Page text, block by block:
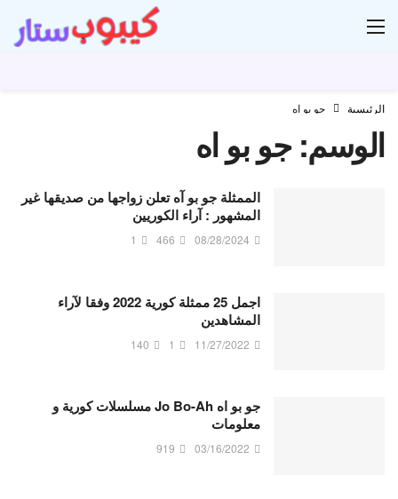
الرئيسية جو بو اه
الوسم:جو بو اه
الممثلة جو بو آه تعلن زواجها من صديقها غير
المشهور : آراء الكوريين
08/28/2024
466
1
اجمل 25 ممثلة كورية 2022 وفقا لآراء
المشاهدين
11/27/2022
1
140
جو بو اه Jo Bo-Ah مسلسلات كورية و
معلومات
03/16/2022
919